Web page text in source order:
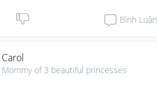
Bình Luận
Carol
Mommy of 3 beautiful princesses